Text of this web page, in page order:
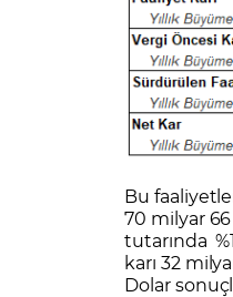
Bu
70 milyar 66
tutarında
karı 32
Dolar